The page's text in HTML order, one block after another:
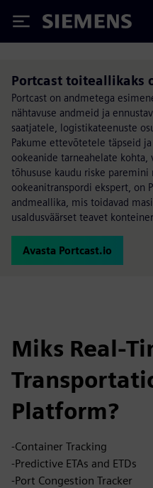
Siemens
Portcast toiteallikaks
Portcast on andmetega
nähtavuse andmeid ja
saatjatele, logistikateenuste
Pakume ettevõtetele täpseid
ookeanide tarneahelate kohta,
tõhususe kaudu riske paremini
ookeanitranspordi ekspert, on
andmeallika, mis toidavad
usaldusväärset teavet
Avasta Portcast.io
Miks Real-
Platform?
-Container Tracking
-Predictive ETAs and ETDs
-Port Congestion Tracker